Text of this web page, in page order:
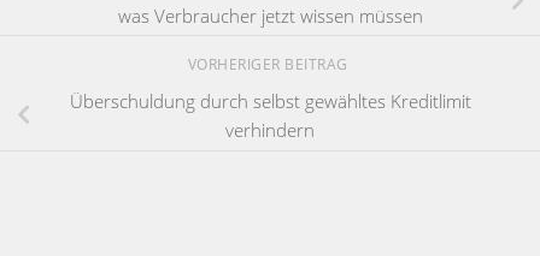
was Verbraucher jetzt wissen müssen
VORHERIGER BEITRAG
Überschuldung durch selbst gewähltes Kreditlimit
verhindern